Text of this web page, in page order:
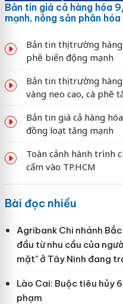
Bản tin giá cả hàng hóa
mạnh, nông sản phân hóa
Bản tin thị trường
phê biến động mạnh
Bản tin thị trường
vàng neo cao, cà phê
Bản tin giá cả hàng
đồng loạt tăng mạnh
Toàn cảnh hành trình
cấm vào TP.HCM
Bài đọc nhiều
Agribank Chi nhánh
đầu từ nhu cầu của
mặt" ở Tây Ninh đang
Lào Cai: Buộc tiêu hủy
phạm